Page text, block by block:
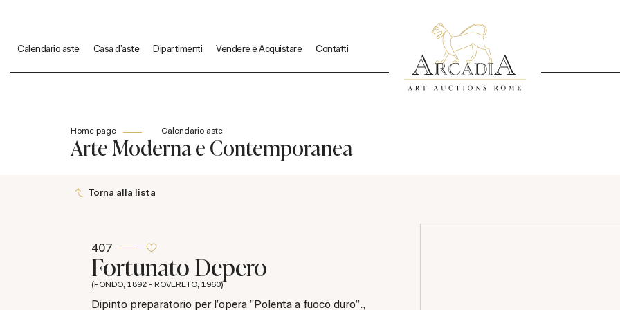
Calendario aste Casa d'aste Dipartimenti Vendere e Acquistare Contatti
Home page Calendario aste
Arte Moderna e Contemporanea
Torna alla lista
407
Fortunato Depero
(FONDO, 1892 - ROVERETO, 1960)
Dipinto preparatorio per l'opera "Polenta a fuoco duro".,